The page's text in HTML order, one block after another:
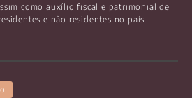
como auxílio fiscal e patrimonial de
e não residentes no país.